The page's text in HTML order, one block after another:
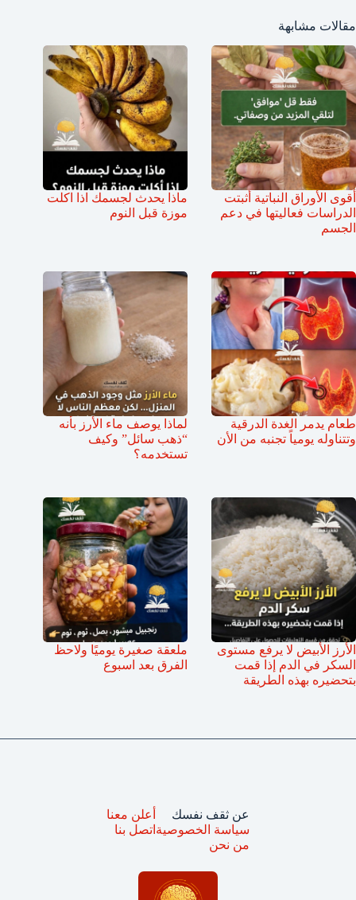
مقالات مشابهة
أقوى الأوراق النباتية أثبتت
الدراسات فعاليتها في دعم
الجسم
ماذا يحدث لجسمك اذا اكلت
موزة قبل النوم
طعام يدمر الغدة الدرقية
وتتناوله يومياً تجنبه من الأن
لماذا يوصف ماء الأرز بأنه
“ذهب سائل” وكيف
تستخدمه؟
الأرز الأبيض لا يرفع مستوى
السكر في الدم إذا قمت
بتحضيره بهذه الطريقة
ملعقة صغيرة يوميًا ولاحظ
الفرق بعد اسبوع
عن ثقف نفسك
سياسة الخصوصية
من نحن
أعلن معنا
اتصل بنا